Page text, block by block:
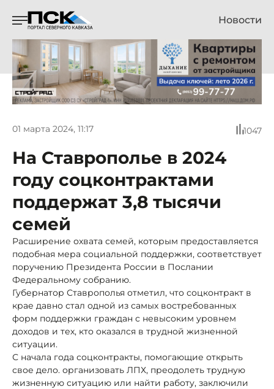
Новости
01 марта 2024, 11:17 1047
На Ставрополье в 2024
году соцконтрактами
поддержат 3,8 тысячи
семей
Расширение охвата семей, которым предоставляется
подобная мера социальной поддержки, соответствует
поручению Президента России в Послании
Федеральному собранию.
Губернатор Ставрополья отметил, что соцконтракт в
крае давно стал одной из самых востребованных
форм поддержки граждан с невысоким уровнем
доходов и тех, кто оказался в трудной жизненной
ситуации.
С начала года соцконтракты, помогающие открыть
свое дело. организовать ЛПХ, преодолеть трудную
жизненную ситуацию или найти работу, заключили